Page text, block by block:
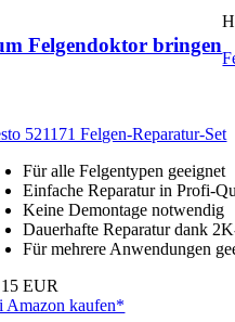
Felgendoktor bringen
521171 Felgen-Reparatur-Set
Für alle Felgentypen geeignet
Einfache Reparatur in Profi-
Keine Demontage notwendig
Dauerhafte Reparatur dank
Für mehrere Anwendungen
EUR
Amazon kaufen*